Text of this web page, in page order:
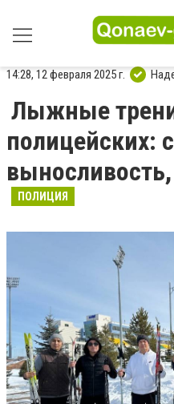
14:28, 12 февраля 2025 г.
Лыжные
полицейских:
ПОЛИЦИЯ